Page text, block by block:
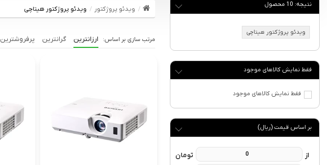
ویدئو پروژکتور ویدئو پروژکتور هیتاچی
ارزانترین گرانترین پرفروشترین
نتیجه: 10 محصول
ویدئو پروژکتور هیتاچی
فقط نمایش کالاهای موجود
فقط نمایش کالاهای موجود
بر اساس قیمت (ریال)